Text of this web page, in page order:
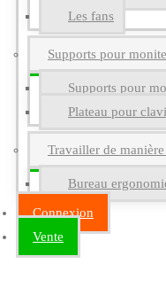
Les fans
Supports pour
Supports pour
Plateau pour
Travailler de
Bureau
Connexion
Vente